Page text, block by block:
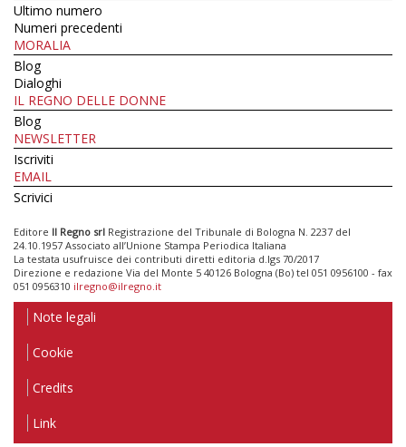
Ultimo numero
Numeri precedenti
MORALIA
Blog
Dialoghi
IL REGNO DELLE DONNE
Blog
NEWSLETTER
Iscriviti
EMAIL
Scrivici
Editore Il Regno srl Registrazione del Tribunale di Bologna N. 2237 del
24.10.1957 Associato all’Unione Stampa Periodica Italiana
La testata usufruisce dei contributi diretti editoria d.lgs 70/2017
Direzione e redazione Via del Monte 5 40126 Bologna (Bo) tel 051 0956100 - fax
051 0956310 ilregno@ilregno.it
Note legali
Cookie
Credits
Link